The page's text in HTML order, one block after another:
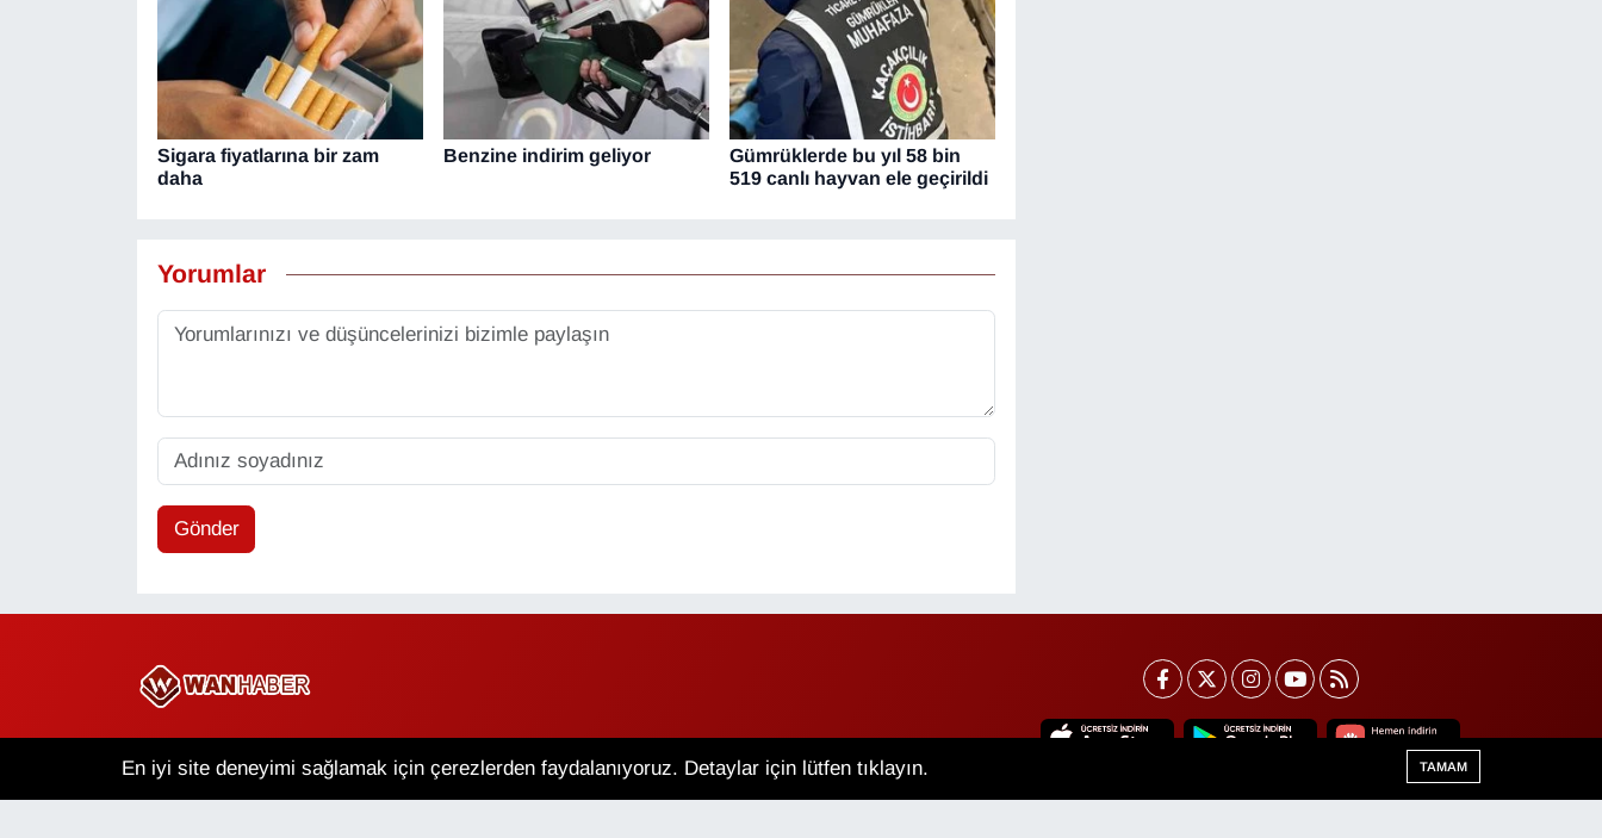
Sigara fiyatlarına bir zam
daha
Benzine indirim geliyor
Gümrüklerde bu yıl 58 bin
519 canlı hayvan ele geçirildi
Yorumlar
Gönder
En iyi site deneyimi sağlamak için çerezlerden faydalanıyoruz. Detaylar için lütfen tıklayın. TAMAM